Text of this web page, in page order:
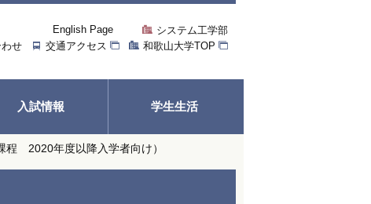
English Page
システム工学部
せ
交通アクセス 和歌山大学TOP
入試情報 学生生活
程 2020年度以降入学者向け）